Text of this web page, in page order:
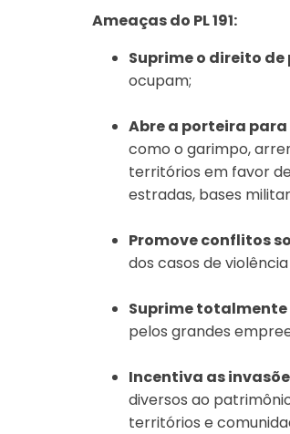
Ameaças do PL 191:
Suprime o direito de
ocupam;
Abre a porteira
como o garimpo,
territórios em favor
estradas, bases
Promove conflitos
dos casos de
Suprime totalmente
pelos grandes
Incentiva as
diversos ao
territórios e